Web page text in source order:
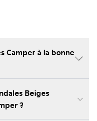
Camper à la bonne
Beiges
?